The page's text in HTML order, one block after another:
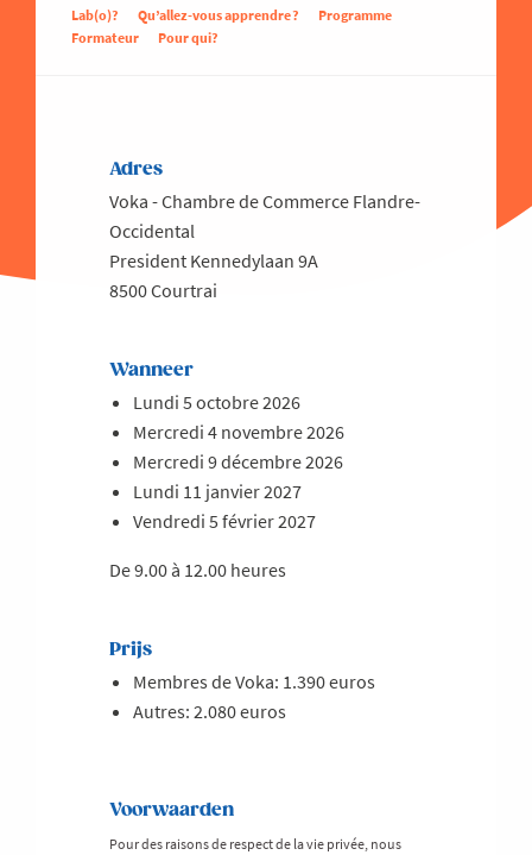
Lab(o)? Qu’allez-vous apprendre ?
Programme
Formateur
Pour qui?
Adres
Voka - Chambre de Commerce Flandre-
Occidental
President Kennedylaan 9A
8500 Courtrai
Wanneer
Lundi 5 octobre 2026
Mercredi 4 novembre 2026
Mercredi 9 décembre 2026
Lundi 11 janvier 2027
Vendredi 5 février 2027
De 9.00 à 12.00 heures
Prijs
Membres de Voka: 1.390 euros
Autres: 2.080 euros
Voorwaarden
Pour des raisons de respect de la vie privée, nous